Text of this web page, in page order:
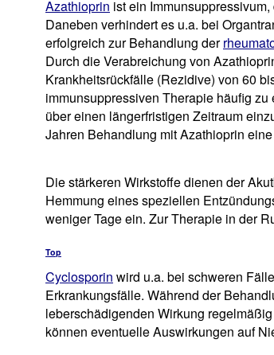
Azathioprin ist ein
Daneben verhindert es u.a. bei
erfolgreich zur Behandlung der
Durch die Verabreichung von
Krankheitsrückfälle (Rezidive) von 60
immunsuppressiven Therapie häufig
über einen längerfristigen Zeitraum
Jahren Behandlung mit Azathioprin
Die stärkeren Wirkstoffe dienen der
Hemmung eines speziellen
weniger Tage ein. Zur Therapie in der
Top
Cyclosporin wird u.a. bei schweren
Erkrankungsfälle. Während der
leberschädigenden Wirkung
können eventuelle Auswirkungen auf